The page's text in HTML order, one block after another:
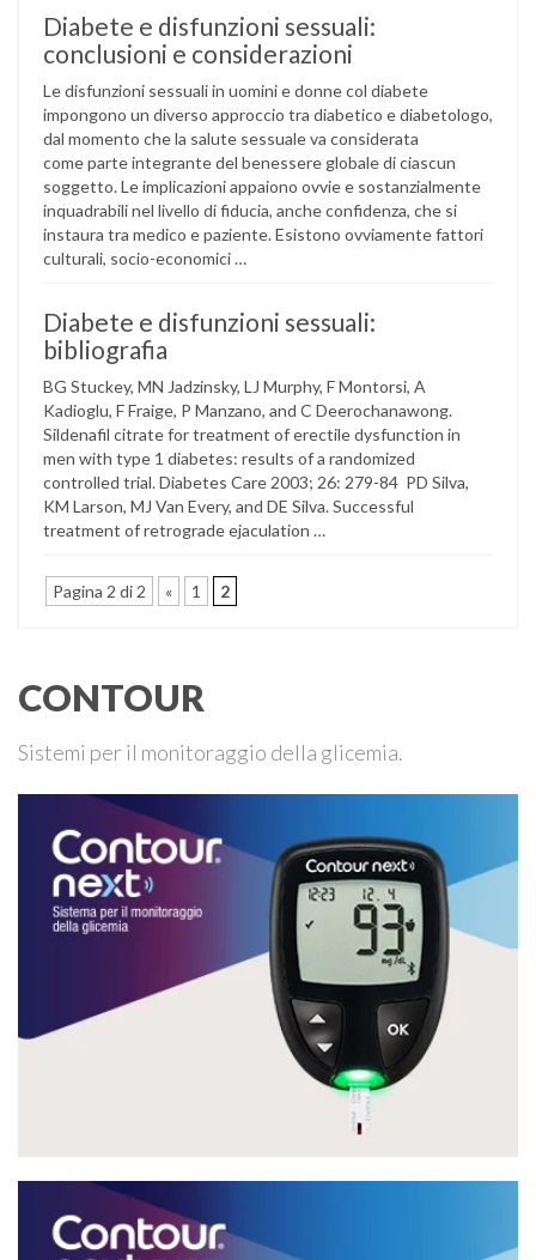
Diabete e disfunzioni sessuali:
conclusioni e considerazioni
Le disfunzioni sessuali in uomini e donne col diabete
impongono un diverso approccio tra diabetico e diabetologo,
dal momento che la salute sessuale va considerata
come parte integrante del benessere globale di ciascun
soggetto. Le implicazioni appaiono ovvie e sostanzialmente
inquadrabili nel livello di fiducia, anche confidenza, che si
instaura tra medico e paziente. Esistono ovviamente fattori
culturali, socio-economici …
Diabete e disfunzioni sessuali:
bibliografia
BG Stuckey, MN Jadzinsky, LJ Murphy, F Montorsi, A
Kadioglu, F Fraige, P Manzano, and C Deerochanawong.
Sildenafil citrate for treatment of erectile dysfunction in
men with type 1 diabetes: results of a randomized
controlled trial. Diabetes Care 2003; 26: 279-84 PD Silva,
KM Larson, MJ Van Every, and DE Silva. Successful
treatment of retrograde ejaculation …
Pagina 2 di 2 « 1 2
CONTOUR
Sistemi per il monitoraggio della glicemia.